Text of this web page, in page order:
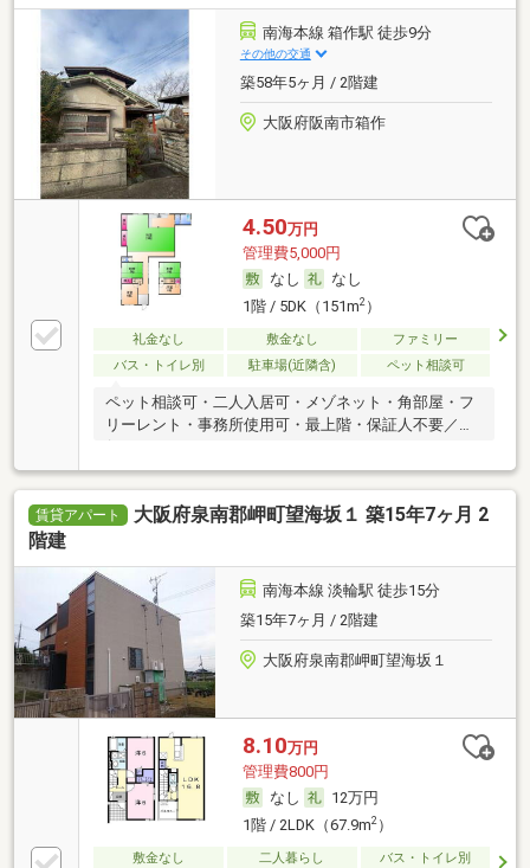
南海本線 箱作駅 徒歩9分
その他の交通
築58年5ヶ月 / 2階建
大阪府阪南市箱作
4.50万円
管理費5,000円
なし
なし
1階 / 5DK（151m2）
礼金なし 敷金なし
ファミリー
バス・トイレ別
駐車場(近隣含) ペット相談可
ペット相談可・二人入居可・メゾネット・角部屋・フ
リーレント・事務所使用可・最上階・保証人不要／代
賃貸アパート
大阪府泉南郡岬町望海坂１ 築15年7ヶ月 2
階建
南海本線 淡輪駅 徒歩15分
築15年7ヶ月 / 2階建
大阪府泉南郡岬町望海坂１
8.10万円
管理費800円
なし
12万円
1階 / 2LDK（67.9m2）
敷金なし 二人暮らし バス・トイレ別